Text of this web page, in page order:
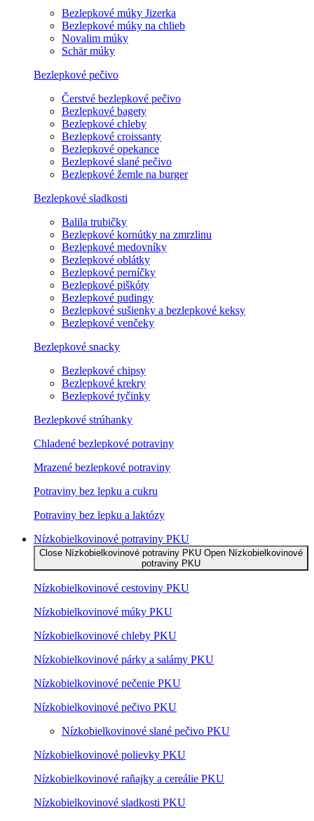
Bezlepkové múky Jizerka
Bezlepkové múky na chlieb
Novalim múky
Schär múky
Bezlepkové pečivo
Čerstvé bezlepkové pečivo
Bezlepkové bagety
Bezlepkové chleby
Bezlepkové croissanty
Bezlepkové opekance
Bezlepkové slané pečivo
Bezlepkové žemle na burger
Bezlepkové sladkosti
Balila trubičky
Bezlepkové kornútky na zmrzlinu
Bezlepkové medovníky
Bezlepkové oblátky
Bezlepkové perníčky
Bezlepkové piškóty
Bezlepkové pudingy
Bezlepkové sušienky a bezlepkové keksy
Bezlepkové venčeky
Bezlepkové snacky
Bezlepkové chipsy
Bezlepkové krekry
Bezlepkové tyčinky
Bezlepkové strúhanky
Chladené bezlepkové potraviny
Mrazené bezlepkové potraviny
Potraviny bez lepku a cukru
Potraviny bez lepku a laktózy
Nízko­bielkovinové potraviny PKU
Close Nízko­bielkovinové potraviny PKU Open Nízko­bielkovinové
potraviny PKU
Nízko­bielkovinové cestoviny PKU
Nízko­bielkovinové múky PKU
Nízkobielkovinové chleby PKU
Nízkobielkovinové párky a salámy PKU
Nízkobielkovinové pečenie PKU
Nízkobielkovinové pečivo PKU
Nízkobielkovinové slané pečivo PKU
Nízkobielkovinové polievky PKU
Nízkobielkovinové raňajky a cereálie PKU
Nízkobielkovinové sladkosti PKU